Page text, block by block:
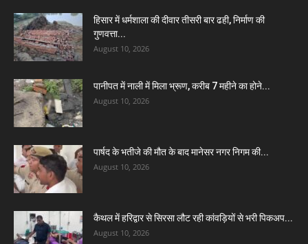
हिसार में धर्मशाला की दीवार तीसरी बार ढही, निर्माण की
गुणवत्ता...
August 10, 2026
पानीपत में नाली में मिला भ्रूण, करीब 7 महीने का होने...
August 10, 2026
पार्षद के भतीजे की मौत के बाद मानेसर नगर निगम की...
August 10, 2026
कैथल में हरिद्वार से सिरसा लौट रही कांवड़ियों से भरी पिकअप...
August 10, 2026